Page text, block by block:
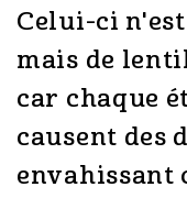
Celui-ci
mais de
car chaque
causent des
envahissant